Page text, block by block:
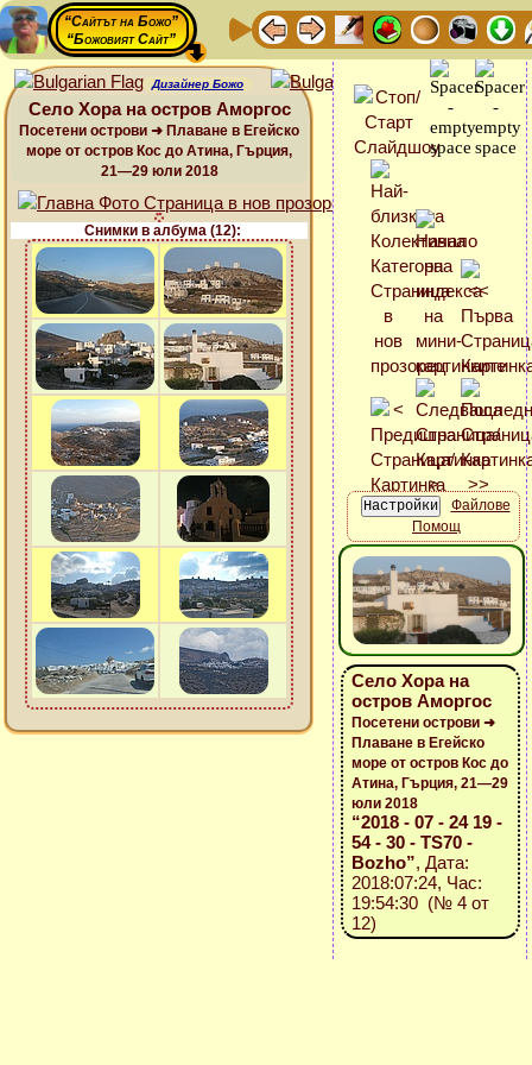
“Сайтът на Божо”
“Божовият Сайт”
Дизайнер Божо
Село Хора на остров Аморгос
Посетени острови ➜ Плаване в Егейско
море от остров Кос до Атина, Гърция,
21—29 юли 2018
Снимки в албума (12):
Файлове
Помощ
Село Хора на
остров Аморгос
Посетени острови ➜
Плаване в Егейско
море от остров Кос до
Атина, Гърция, 21—29
юли 2018
“2018 - 07 - 24 19 -
54 - 30 - TS70 -
Bozho”, Дата:
2018:07:24, Час:
19:54:30 (№ 4 от
12)